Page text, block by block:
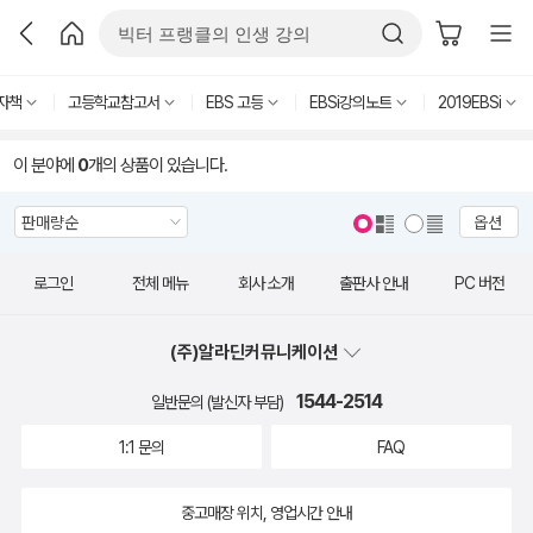
책 고등학교참고서 EBS 고등 EBSi강의노트 2019EBSi
이 분야에 0개의 상품이 있습니다.
옵션
로그인 전체 메뉴 회사 소개 출판사 안내 PC 버전
(주)알라딘커뮤니케이션
일반문의 (발신자 부담) 1544-2514
1:1 문의 FAQ
중고매장 위치, 영업시간 안내